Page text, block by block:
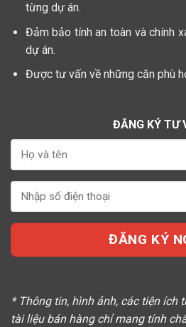
từng dự án.
Đảm bảo tính an toàn và chính
dự án.
Được tư vấn về những căn phù
ĐĂNG KÝ TƯ
* Thông tin, hình ảnh, các tiện ích
tài liệu bán hàng chỉ mang tính